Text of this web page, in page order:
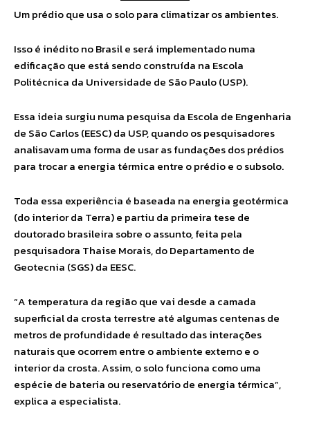
Um prédio que usa o solo para climatizar os ambientes.
Isso é inédito no Brasil e será implementado numa
edificação que está sendo construída na Escola
Politécnica da Universidade de São Paulo (USP).
Essa ideia surgiu numa pesquisa da Escola de Engenharia
de São Carlos (EESC) da USP, quando os pesquisadores
analisavam uma forma de usar as fundações dos prédios
para trocar a energia térmica entre o prédio e o subsolo.
Toda essa experiência é baseada na energia geotérmica
(do interior da Terra) e partiu da primeira tese de
doutorado brasileira sobre o assunto, feita pela
pesquisadora Thaise Morais, do Departamento de
Geotecnia (SGS) da EESC.
“A temperatura da região que vai desde a camada
superficial da crosta terrestre até algumas centenas de
metros de profundidade é resultado das interações
naturais que ocorrem entre o ambiente externo e o
interior da crosta. Assim, o solo funciona como uma
espécie de bateria ou reservatório de energia térmica”,
explica a especialista.